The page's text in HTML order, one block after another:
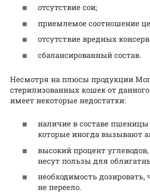
отсутствие сои;
приемлемое соотношение
отсутствие вредных
сбалансированный состав.
Несмотря на плюсы продукции
стерилизованных кошек от
имеет некоторые недостатки:
наличие в составе
которые иногда вызывают
высокий процент
несут пользы для
необходимость
не переело.